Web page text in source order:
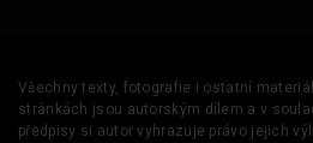
Všechny texty, fotografie i ostatní
stránkách jsou autorským dílem a v
předpisy si autor vyhrazuje právo jejich